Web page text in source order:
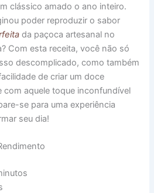
clássico amado o ano inteiro.
poder reproduzir o sabor
da paçoca artesanal no
Com esta receita, você não só
descomplicado, como também
de criar um doce
com aquele toque inconfundível
se para uma experiência
seu dia!